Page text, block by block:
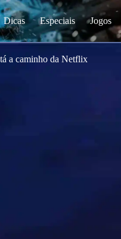
Dicas Especiais Jogos
a caminho da Netflix